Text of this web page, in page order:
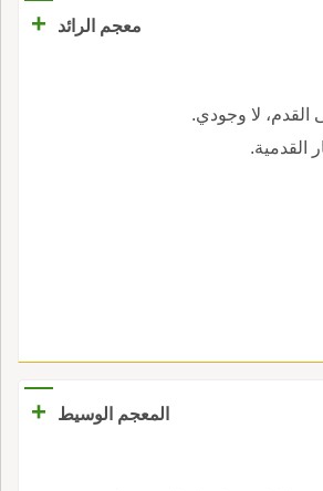
معجم الرائد +
القدم، لا وجودي.
القدمية.
المعجم الوسيط +